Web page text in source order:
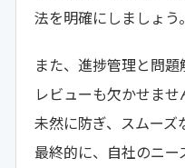
法を明確にしましょう。
また、進捗管理と問
レビューも欠かせま
未然に防ぎ、スムーズ
最終的に、自社のニ